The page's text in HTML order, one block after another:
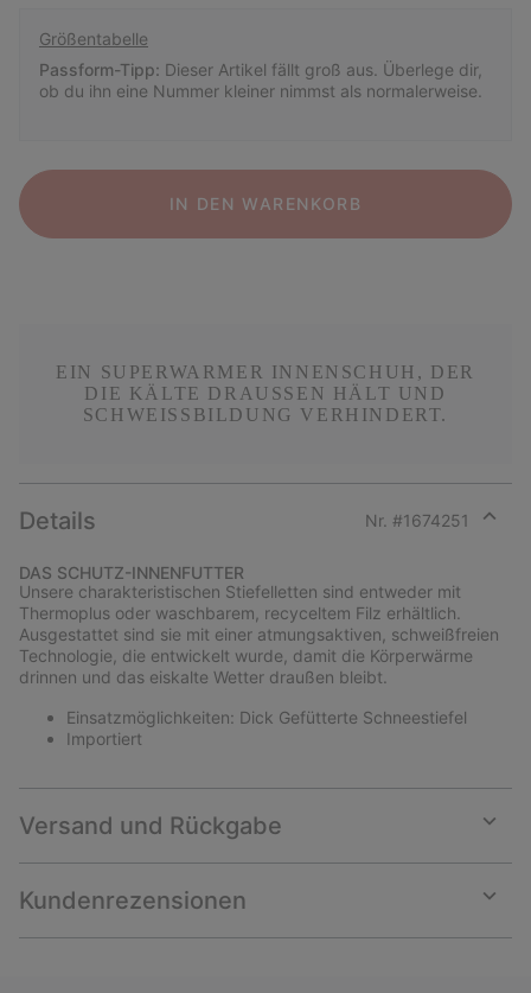
Größentabelle
Passform-Tipp: Dieser Artikel fällt groß aus. Überlege dir,
ob du ihn eine Nummer kleiner nimmst als normalerweise.
IN DEN WARENKORB
EIN SUPERWARMER INNENSCHUH, DER
DIE KÄLTE DRAUSSEN HÄLT UND S
CHWEISSBILDUNG VERHINDERT.
Details Nr. #1674251
DAS SCHUTZ-INNENFUTTER
Unsere charakteristischen Stiefelletten sind entweder mit
Thermoplus oder waschbarem, recyceltem Filz erhältlich.
Ausgestattet sind sie mit einer atmungsaktiven, schweißfreien
Technologie, die entwickelt wurde, damit die Körperwärme
drinnen und das eiskalte Wetter draußen bleibt.
Einsatzmöglichkeiten: Dick Gefütterte Schneestiefel
Importiert
Versand und Rückgabe
or
Kundenrezensionen
or